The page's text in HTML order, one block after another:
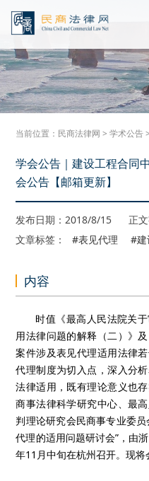
当前位置： 民商法律网 >学术公告
学会公告｜建设工程合同
会公告【邮箱更新】
发布日期：2018/8/15 正
文章标签： #表见代理 #建
内容
时值《最高人民法院关
用法律问题的解释（二）》
案件涉及表见代理适用法律
代理制度为切入点，深入分
法律适用，既有理论意义也
商事法律科学研究中心、最
判理论研究会民商事专业委
代理的适用问题研讨会”，由
年11月中旬在杭州召开。现将